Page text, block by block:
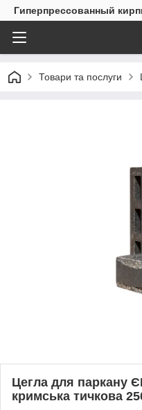
Гиперпрессованный
Товари та послуги
Цегла для паркану
кримська тичкова